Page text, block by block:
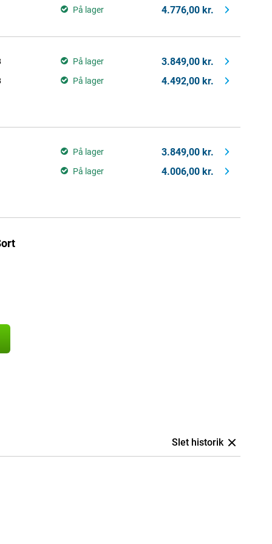
På lager 4.776,00 kr.
På lager 3.849,00 kr.
På lager 4.492,00 kr.
På lager 3.849,00 kr.
På lager 4.006,00 kr.
Slet historik